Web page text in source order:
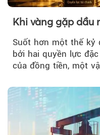
Khi vàng gặp dầu
Suốt hơn một thế kỷ
bởi hai quyền lực
của đồng tiền, một